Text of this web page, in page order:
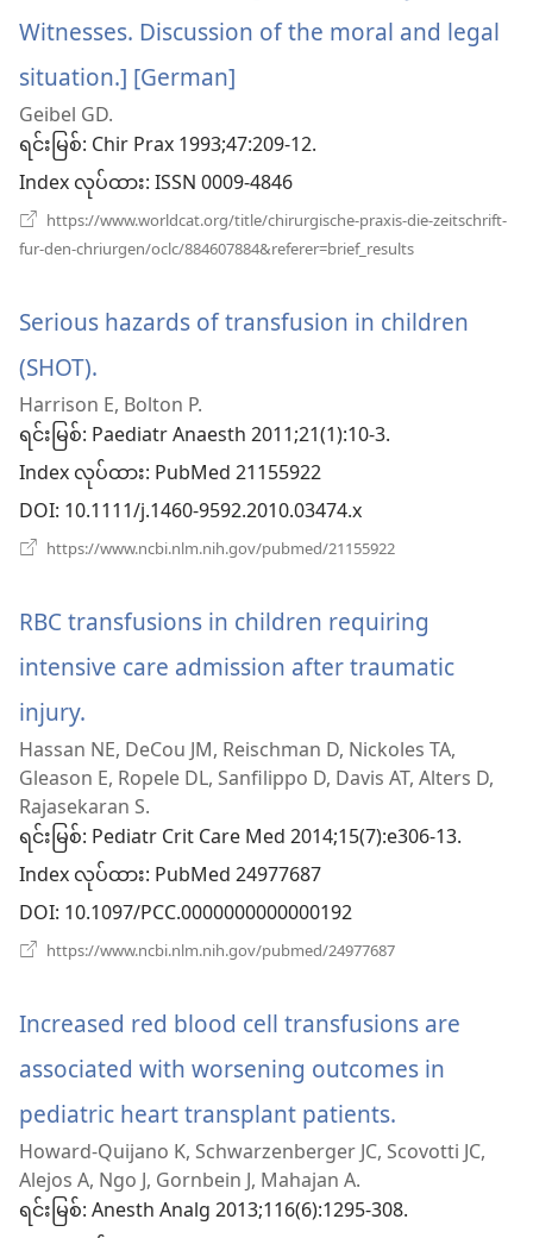
Witnesses. Discussion of the moral and legal
situation.] [German]
ဖွ
င့်
နေ
Geibel GD.
ရင်းမြစ်‎: Chir Prax 1993;47:209-12.
Index လုပ်ထား‎: ISSN 0009-4846
https://www.worldcat.org/title/chirurgische-praxis-die-zeitschrift-
fur-den-chriurgen/oclc/884607884&referer=brief_results
င့်
နေ
Serious hazards of transfusion in children
(SHOT).
အသစ်
ဖွ
င့်
နေ
တယ်)
Harrison E, Bolton P.
ရင်းမြစ်‎: Paediatr Anaesth 2011;21(1):10-3.
Index လုပ်ထား‎: PubMed 21155922
DOI‎: 10.1111/j.1460-9592.2010.03474.x
https://www.ncbi.nlm.nih.gov/pubmed/21155922
င့်
နေ
တယ်)
RBC transfusions in children requiring
intensive care admission after traumatic
injury.
အသစ်
ဖွ
င့်
နေ
ပါ
Hassan NE, DeCou JM, Reischman D, Nickoles TA,
Gleason E, Ropele DL, Sanfilippo D, Davis AT, Alters D,
Rajasekaran S.
ရင်းမြစ်‎: Pediatr Crit Care Med 2014;15(7):e306-13.
Index လုပ်ထား‎: PubMed 24977687
DOI‎: 10.1097/PCC.0000000000000192
https://www.ncbi.nlm.nih.gov/pubmed/24977687
နေ
တယ်)
Increased red blood cell transfusions are
associated with worsening outcomes in
pediatric heart transplant patients.
အသစ်
ဖွ
Howard-Quijano K, Schwarzenberger JC, Scovotti JC,
Alejos A, Ngo J, Gornbein J, Mahajan A.
ရင်းမြစ်‎: Anesth Analg 2013;116(6):1295-308.